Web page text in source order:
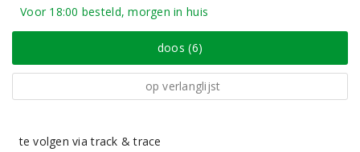
Voor 18:00 besteld, morgen in huis
doos (6)
op verlanglijst
te volgen via track & trace